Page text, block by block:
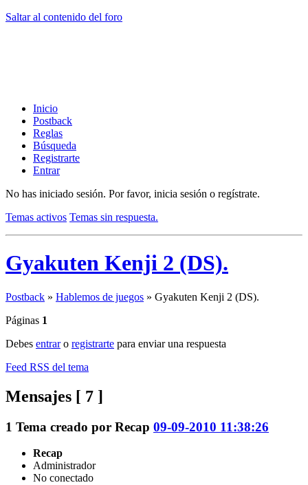
Saltar al contenido del foro
Inicio
Postback
Reglas
Búsqueda
Registrarte
Entrar
No has iniciado sesión. Por favor, inicia sesión o regístrate.
Temas activos Temas sin respuesta.
Gyakuten Kenji 2 (DS).
Postback » Hablemos de juegos » Gyakuten Kenji 2 (DS).
Páginas 1
Debes entraro registrarte para enviar una respuesta
Feed RSS del tema
Mensajes [ 7 ]
1 Tema creado por Recap 09-09-2010 11:38:26
Recap
Administrador
No conectado